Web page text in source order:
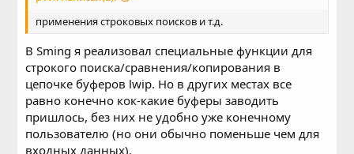
применения строковых поисков и т.д.
В Sming я реализовал специальные функции для
строкого поиска/сравнения/копирования в
цепочке буферов lwip. Но в других местах все
равно конечно кок-какие буферы заводить
пришлось, без них не удобно уже конечному
пользователю (но они обычно поменьше чем для
входных данных).